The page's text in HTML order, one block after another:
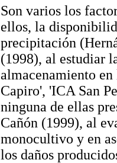
Son varios los
ellos, la
precipitación
(1998), al estudiar
almacenamiento
Capiro', 'ICA San
ninguna de ellas
Cañón (1999), al
monocultivo y en
los daños